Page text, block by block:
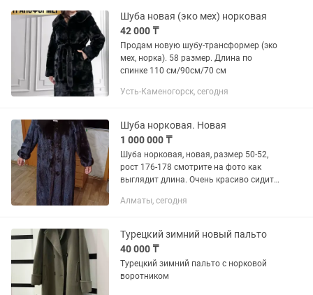
Шуба новая (эко мех) норковая
42 000 ₸
Продам новую шубу-трансформер (эко
мех, норка). 58 размер. Длина по
спинке 110 см/90см/70 см
Усть-Каменогорск, сегодня
Шуба норковая. Новая
1 000 000 ₸
Шуба норковая, новая, размер 50-52,
рост 176-178 смотрите на фото как
выглядит длина. Очень красиво сидит
Алматы, сегодня
Турецкий зимний новый пальто
40 000 ₸
Турецкий зимний пальто с норковой
воротником